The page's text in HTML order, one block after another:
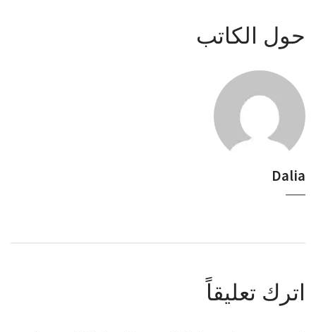
حول الكاتب
Dalia
اترك تعليقاً